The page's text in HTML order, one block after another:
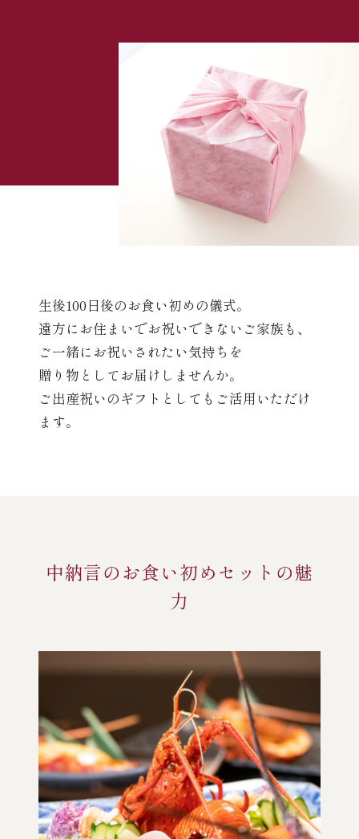
生後100日後のお食い初めの儀式。
遠方にお住まいでお祝いできないご家族も、
ご一緒にお祝いされたい気持ちを
贈り物としてお届けしませんか。
ご出産祝いのギフトとしてもご活用いただけ
ます。
中納言のお食い初めセットの魅
力